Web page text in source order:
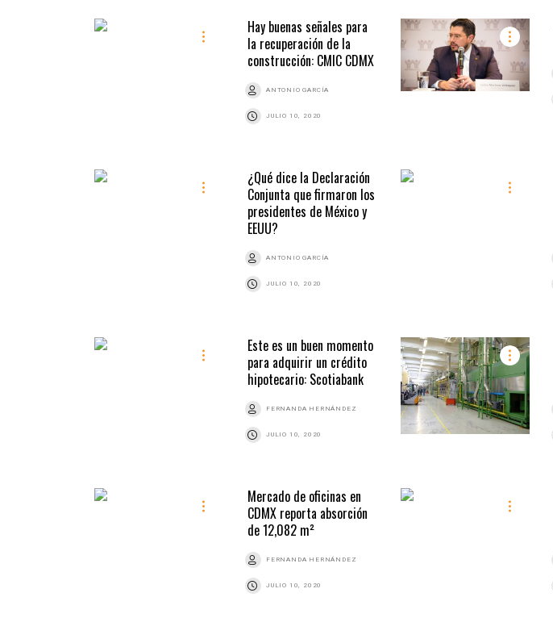
Hay buenas señales para
la recuperación de la
construcción: CMIC CDMX
ANTONIO GARCÍA
JULIO 10, 2020
¿Qué dice la Declaración
Conjunta que firmaron los
presidentes de México y
EEUU?
ANTONIO GARCÍA
JULIO 10, 2020
Este es un buen momento
para adquirir un crédito
hipotecario: Scotiabank
FERNANDA HERNÁNDEZ
JULIO 10, 2020
Mercado de oficinas en
CDMX reporta absorción
de 12,082 m²
FERNANDA HERNÁNDEZ
JULIO 10, 2020